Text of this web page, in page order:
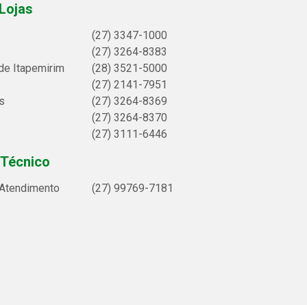
(27) 3347-1000
(27) 3264-8383
Itapemirim
(28) 3521-5000
(27) 2141-7951
(27) 3264-8369
(27) 3264-8370
(27) 3111-6446
(27) 99769-7181